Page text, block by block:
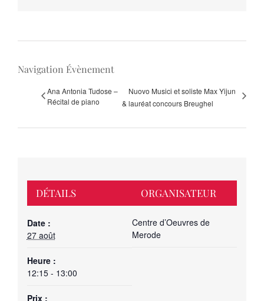
Navigation Évènement
Ana Antonia Tudose –
Récital de piano
Nuovo Musici et soliste Max Yijun
& lauréat concours Breughel
DÉTAILS
Date :
27 août
Heure :
12:15 - 13:00
Prix :
ORGANISATEUR
Centre d’Oeuvres de
Merode